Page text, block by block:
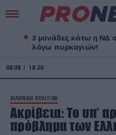
3 μονάδες κάτω η ΝΔ
λόγω πυρκαγιών!
08 08 18:20
ΕΛΛΗΝΙΚΗ ΠΟΛΙΤΙΚΗ
Ακρίβεια: Το υπ’
πρόβλημα των